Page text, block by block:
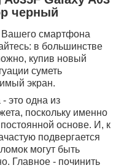
черный
Вашего смартфона
в большинстве
купив новый
суметь
экран.
это одна из
поскольку именно
основе. И, к
подвергается
могут быть
Главное - починить